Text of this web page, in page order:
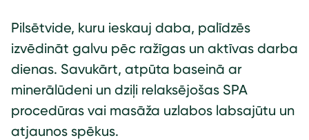
Pilsētvide, kuru ieskauj daba, palīdzēs
izvēdināt galvu pēc ražīgas un aktīvas darba
dienas. Savukārt, atpūta baseinā ar
minerālūdeni un dziļi relaksējošas SPA
procedūras vai masāža uzlabos labsajūtu un
atjaunos spēkus.